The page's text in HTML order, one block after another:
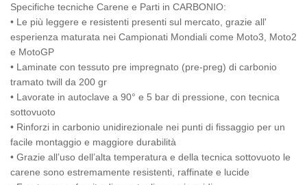
Specifiche tecniche Carene e Parti in CARBONIO:
• Le più leggere e resistenti presenti sul mercato, grazie all'
esperienza maturata nei Campionati Mondiali come Moto3, Moto2
e MotoGP
• Laminate con tessuto pre impregnato (pre-preg) di carbonio
tramato twill da 200 gr
• Lavorate in autoclave a 90° e 5 bar di pressione, con tecnica
sottovuoto
• Rinforzi in carbonio unidirezionale nei punti di fissaggio per un
facile montaggio e maggiore durabilità
• Grazie all’uso dell’alta temperatura e della tecnica sottovuoto le
carene sono estremamente resistenti, raffinate e lucide